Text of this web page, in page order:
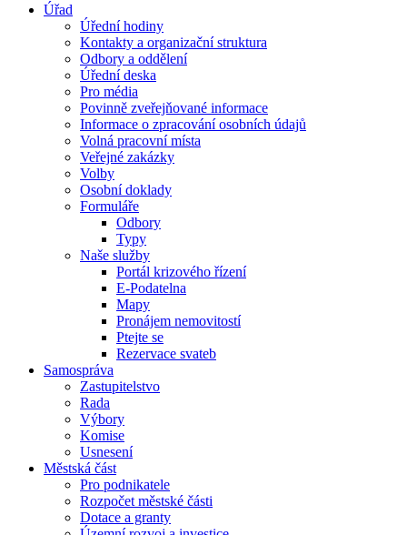
Úřad
Úřední hodiny
Kontakty a organizační struktura
Odbory a oddělení
Úřední deska
Pro média
Povinně zveřejňované informace
Informace o zpracování osobních údajů
Volná pracovní místa
Veřejné zakázky
Volby
Osobní doklady
Formuláře
Odbory
Typy
Naše služby
Portál krizového řízení
E-Podatelna
Mapy
Pronájem nemovitostí
Ptejte se
Rezervace svateb
Samospráva
Zastupitelstvo
Rada
Výbory
Komise
Usnesení
Městská část
Pro podnikatele
Rozpočet městské části
Dotace a granty